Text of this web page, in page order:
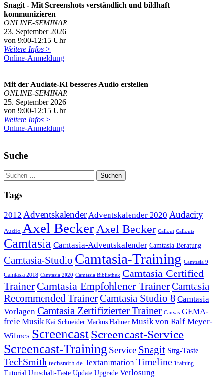
Snagit - Mit Screenshots verständlich und bildhaft
kommunizieren
ONLINE-SEMINAR
23. September 2026
von 9:00-12:15 Uhr
Weitere Infos >
Online-Anmeldung
Mit der Audiate-KI besseres Audio erstellen
ONLINE-SEMINAR
25. September 2026
von 9:00-12:15 Uhr
Weitere Infos >
Online-Anmeldung
Suche
Tags
2012 Adventskalender Adventskalender 2020 Audacity
Audio Axel BeckerAxel Becker Callout Callouts
Camtasia Camtasia-Adventskalender Camtasia-Beratung
Camtasia-Studio Camtasia-Training Camtasia 9
Camtasia 2018 Camtasia 2020 Camtasia Bibliothek Camtasia Certified
Trainer Camtasia Empfohlener TrainerCamtasia
Recommended TrainerCamtasia Studio 8 Camtasia
Vorlagen Camtasia Zertifizierter Trainer Canvas GEMA-
freie Musik Kai Schneider Markus Hahner Musik von Ralf Meyer-
Wilmes ScreencastScreencast-Service
Screencast-Training Service Snagit Strg-Taste
TechSmith techsmith.de Textanimation Timeline Training
Tutorial Umschalt-Taste Update Upgrade Verlosung